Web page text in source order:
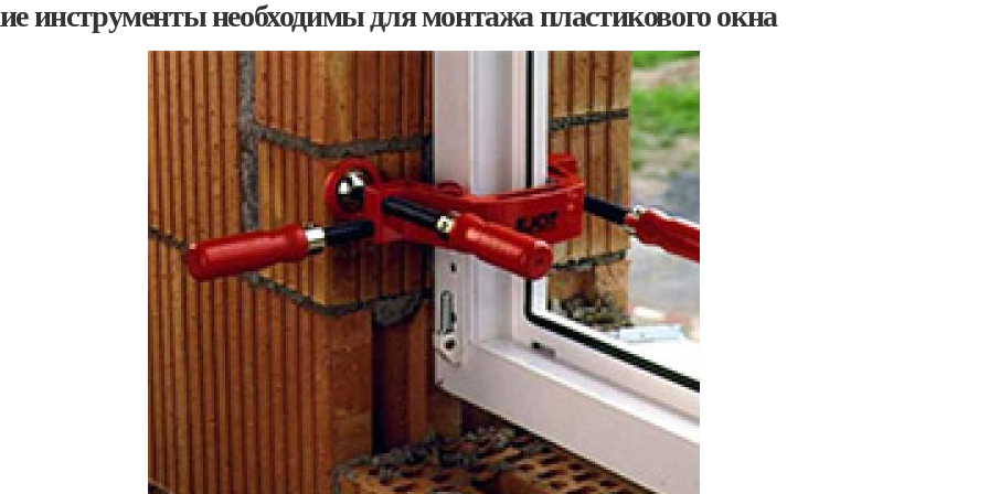
инструменты необходимы для монтажа пластикового окна